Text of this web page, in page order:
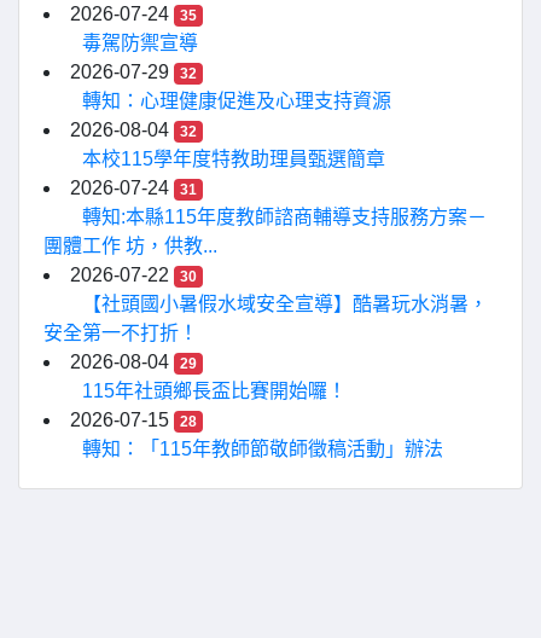
2026-07-24
35
毒駕防禦宣導
2026-07-29
32
轉知：心理健康促進及心理支持資源
2026-08-04
32
本校115學年度特教助理員甄選簡章
2026-07-24
31
轉知:本縣115年度教師諮商輔導支持服務方案－
團體工作 坊，供教...
2026-07-22
30
【社頭國小暑假水域安全宣導】酷暑玩水消暑，
安全第一不打折！
2026-08-04
29
115年社頭鄉長盃比賽開始囉！
2026-07-15
28
轉知：「115年教師節敬師徵稿活動」辦法